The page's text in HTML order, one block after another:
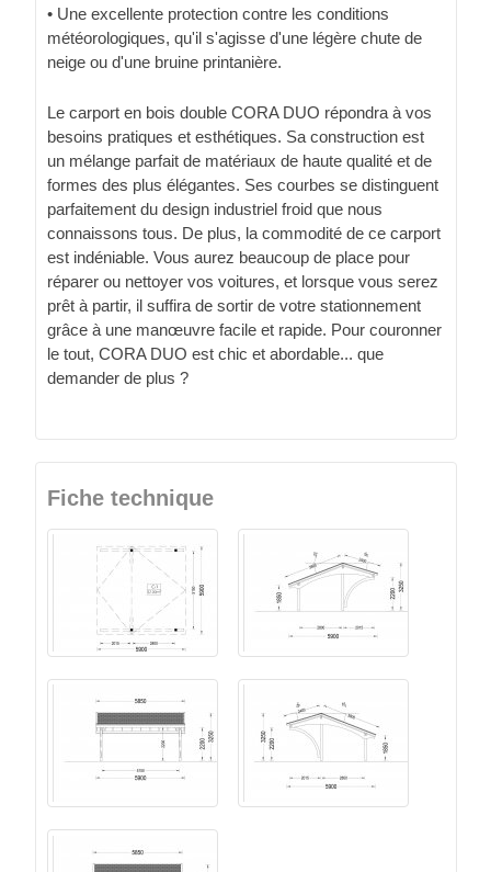
• Une excellente protection contre les conditions
météorologiques, qu'il s'agisse d'une légère chute de
neige ou d'une bruine printanière.
Le carport en bois double CORA DUO répondra à vos
besoins pratiques et esthétiques. Sa construction est
un mélange parfait de matériaux de haute qualité et de
formes des plus élégantes. Ses courbes se distinguent
parfaitement du design industriel froid que nous
connaissons tous. De plus, la commodité de ce carport
est indéniable. Vous aurez beaucoup de place pour
réparer ou nettoyer vos voitures, et lorsque vous serez
prêt à partir, il suffira de sortir de votre stationnement
grâce à une manœuvre facile et rapide. Pour couronner
le tout, CORA DUO est chic et abordable... que
demander de plus ?
Fiche technique